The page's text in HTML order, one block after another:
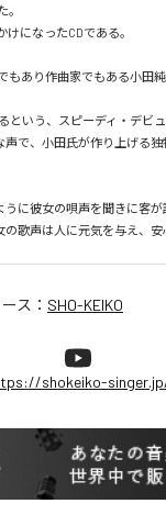
。
になったCDである。
もあり作曲家でもある小田
という、スピーディ・デビュ
声で、小田氏が作り上げる
に彼女の唄声を聞きに客が
の歌声は人に元気を与え、
ス： SHO-KEIKO
shokeiko-